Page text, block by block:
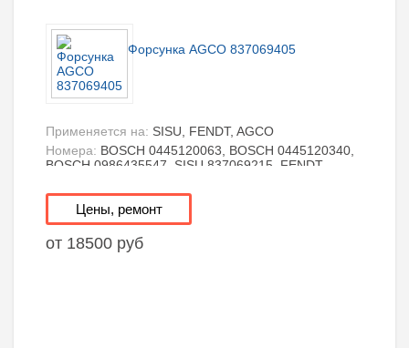
Форсунка AGCO 837069405
Применяется на: SISU, FENDT, AGCO
Номера: BOSCH 0445120063, BOSCH 0445120340,
BOSCH 0986435547, SISU 837069215, FENDT
Цены, ремонт
от 18500 руб